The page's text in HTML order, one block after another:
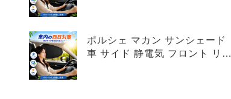
ポルシェ マカン サンシェード
車 サイド 静電気 フロント リア